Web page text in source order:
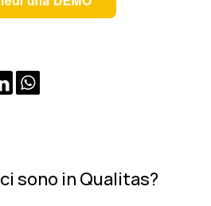
ci sono in Qualitas?